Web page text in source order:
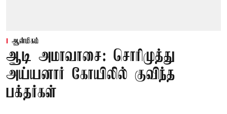
ஆன்மிகம்
ஆடி அமாவாசை: சொரிமுத்து
அய்யனார் கோயிலில் குவிந்த
பக்தர்கள்